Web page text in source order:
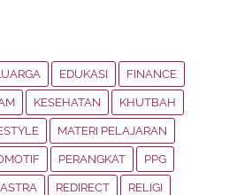
EDUKASI FINANCE
KESEHATAN KHUTBAH
MATERI PELAJARAN
PERANGKAT PPG
REDIRECT RELIGI